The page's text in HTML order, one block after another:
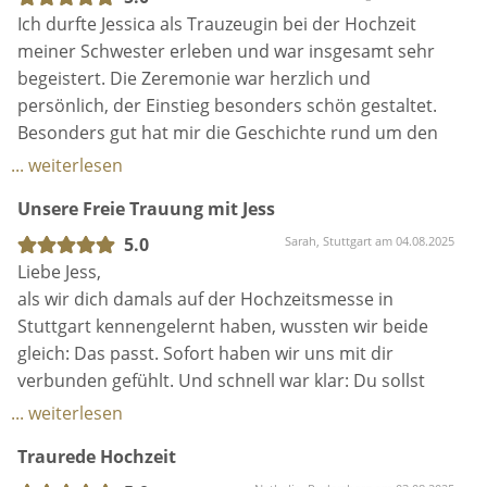
Ich durfte Jessica als Trauzeugin bei der Hochzeit
meiner Schwester erleben und war insgesamt sehr
begeistert. Die Zeremonie war herzlich und
persönlich, der Einstieg besonders schön gestaltet.
Besonders gut hat mir die Geschichte rund um den
Antrag gefallen – vor allem, weil ich selbst ein paar
Bräutigam an den Ring gekommen ist. Das hat der
Rede eine sehr persönliche verliehen.
Die Atmosphäre während der Trauung war
emotional – genau richtig für diesen besonderen
Moment. Auch die Länge der Rede war gut gewählt –
nicht zu kurz, nicht zu lang.
mich persönlich wäre vielleicht schöner gewesen,
... weiterlesen
Unsere Freie Trauung mit Jess
5.0
Sarah, Stuttgart am 04.08.2025
Liebe Jess,
als wir dich damals auf der Hochzeitsmesse in
Stuttgart kennengelernt haben, wussten wir beide
gleich: Das passt. Sofort haben wir uns mit dir
verbunden gefühlt. Und schnell war klar: Du sollst
unsere Traurednerin für unsere einzigartige freie
... weiterlesen
Traurede Hochzeit